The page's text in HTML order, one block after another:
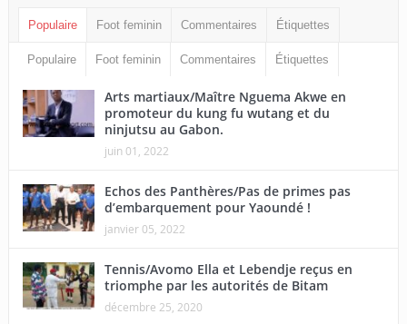
Populaire Foot feminin Commentaires Étiquettes
Populaire Foot feminin Commentaires Étiquettes
Arts martiaux/Maître Nguema Akwe en
promoteur du kung fu wutang et du
ninjutsu au Gabon.
juin 01, 2022
Echos des Panthères/Pas de primes pas
d’embarquement pour Yaoundé !
janvier 05, 2022
Tennis/Avomo Ella et Lebendje reçus en
triomphe par les autorités de Bitam
décembre 25, 2020